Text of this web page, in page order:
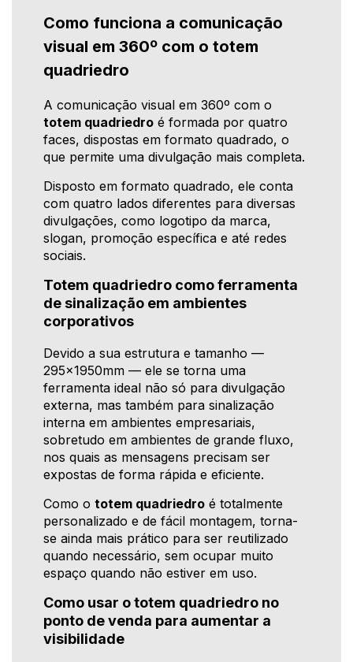
Como funciona a comunicação
visual em 360º com o totem
quadriedro
A comunicação visual em 360º com o
totem quadriedro é formada por quatro
faces, dispostas em formato quadrado, o
que permite uma divulgação mais completa.
Disposto em formato quadrado, ele conta
com quatro lados diferentes para diversas
divulgações, como logotipo da marca,
slogan, promoção específica e até redes
sociais.
Totem quadriedro como ferramenta
de sinalização em ambientes
corporativos
Devido a sua estrutura e tamanho —
295x1950mm — ele se torna uma
ferramenta ideal não só para divulgação
externa, mas também para sinalização
interna em ambientes empresariais,
sobretudo em ambientes de grande fluxo,
nos quais as mensagens precisam ser
expostas de forma rápida e eficiente.
Como o totem quadriedro é totalmente
personalizado e de fácil montagem, torna-
se ainda mais prático para ser reutilizado
quando necessário, sem ocupar muito
espaço quando não estiver em uso.
Como usar o totem quadriedro no
ponto de venda para aumentar a
visibilidade